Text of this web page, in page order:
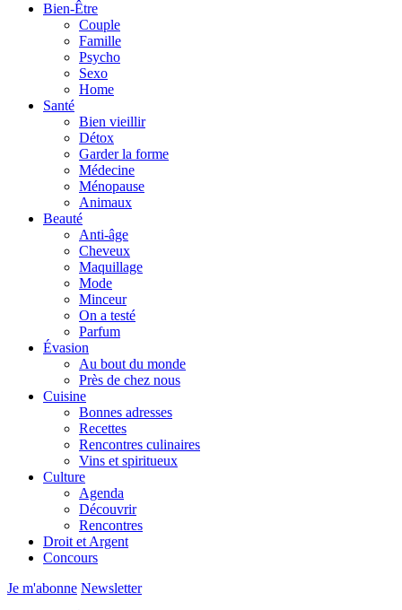
Bien-Être
Couple
Famille
Psycho
Sexo
Home
Santé
Bien vieillir
Détox
Garder la forme
Médecine
Ménopause
Animaux
Beauté
Anti-âge
Cheveux
Maquillage
Mode
Minceur
On a testé
Parfum
Évasion
Au bout du monde
Près de chez nous
Cuisine
Bonnes adresses
Recettes
Rencontres culinaires
Vins et spiritueux
Culture
Agenda
Découvrir
Rencontres
Droit et Argent
Concours
Je m'abonne Newsletter